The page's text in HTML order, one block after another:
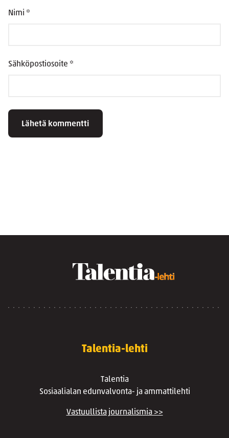
Nimi *
Sähköpostiosoite *
Talentia-lehti
Talentia
Sosiaalialan edunvalvonta- ja ammattilehti
Vastuullista journalismia >>